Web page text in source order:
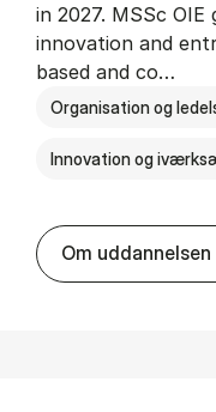
in 2027. MSSc
innovation and
based and co…
Organisation og
Innovation og
Om uddannelsen